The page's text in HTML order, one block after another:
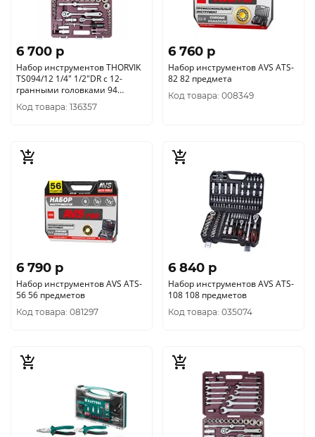
6 700 p
Набор инструментов THORVIK
TS094/12 1/4" 1/2"DR с 12-
гранными головками 94
предмета
Код товара: 136357
6 760 p
Набор инструментов AVS ATS-
82 82 предмета
Код товара: 008349
6 790 p
Набор инструментов AVS ATS-
56 56 предметов
Код товара: 081297
6 840 p
Набор инструментов AVS ATS-
108 108 предметов
Код товара: 035074